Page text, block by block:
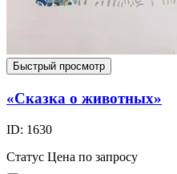
Быстрый просмотр
«Сказка о животных»
ID: 1630
Статус Цена по запросу